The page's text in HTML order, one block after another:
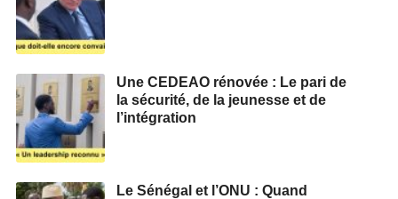
Une CEDEAO rénovée : Le pari de
la sécurité, de la jeunesse et de
l’intégration
Le Sénégal et l’ONU : Quand